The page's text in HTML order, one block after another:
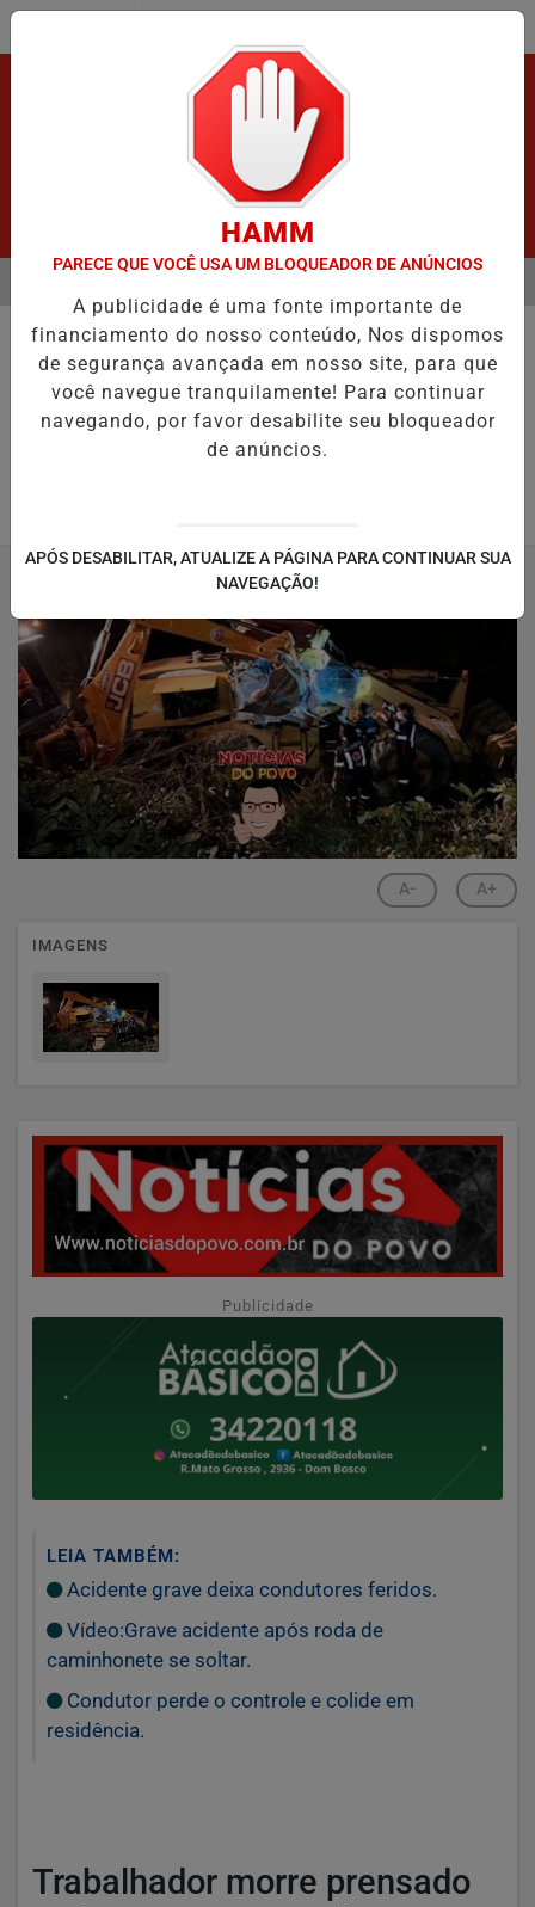
EM ALTA
ACIDENTE
Trabalhador morre prensado.
Acidente com escavadeira na BR-364 causa
morte de operador em Porto Velho .
A- A+
IMAGENS
Publicidade
LEIA TAMBÉM:
Acidente grave deixa condutores feridos.
Vídeo:Grave acidente após roda de
caminhonete se soltar.
Condutor perde o controle e colide em
residência.
Trabalhador morre prensado
HAMM
PARECE QUE VOCÊ USA UM BLOQUEADOR DE ANÚNCIOS
A publicidade é uma fonte importante de
financiamento do nosso conteúdo, Nos dispomos
de segurança avançada em nosso site, para que
você navegue tranquilamente! Para continuar
navegando, por favor desabilite seu bloqueador
de anúncios.
APÓS DESABILITAR, ATUALIZE A PÁGINA PARA CONTINUAR SUA
NAVEGAÇÃO!